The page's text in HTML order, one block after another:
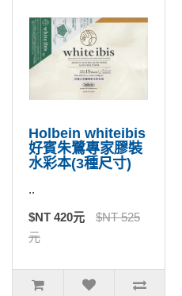
Holbein whiteibis
好賓朱鷺專家膠裝
水彩本(3種尺寸)
..
$NT 420元
$NT 525
元